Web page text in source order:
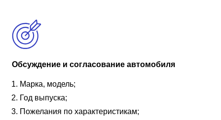
Обсуждение и согласование автомобиля
Марка, модель;
Год выпуска;
Пожелания по характеристикам;